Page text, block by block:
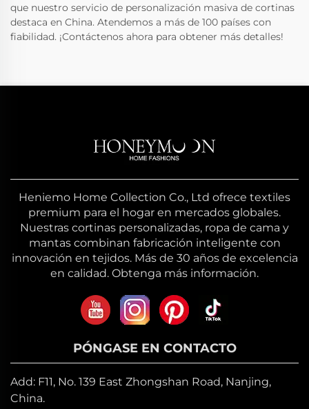
que nuestro servicio de personalización masiva de cortinas
destaca en China. Atendemos a más de 100 países con
fiabilidad. ¡Contáctenos ahora para obtener más detalles!
Heniemo Home Collection Co., Ltd ofrece textiles
premium para el hogar en mercados globales.
Nuestras cortinas personalizadas, ropa de cama y
mantas combinan fabricación inteligente con
innovación en tejidos. Más de 30 años de excelencia
en calidad. Obtenga más información.
PÓNGASE EN CONTACTO
Add: F11, No. 139 East Zhongshan Road, Nanjing,
China.